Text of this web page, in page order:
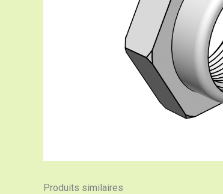
Produits similaires